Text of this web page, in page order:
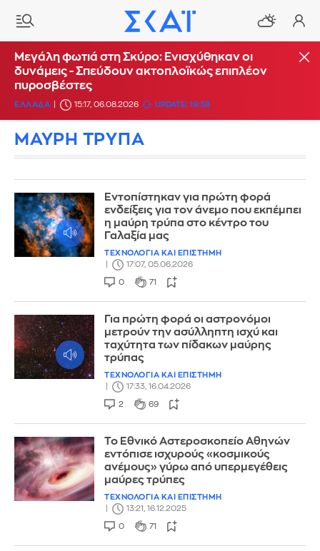
Μεγάλη φωτιά στη Σκύρο: Ενισχύθηκαν οι
δυνάμεις - Σπεύδουν ακτοπλοϊκώς επιπλέον
πυροσβέστες
ΕΛΛΑΔΑ 15:17, 06.08.2026 UPDATE: 19:38
ΜΑΥΡΗ ΤΡΥΠΑ
Εντοπίστηκαν για πρώτη φορά
ενδείξεις για τον άνεμο που εκπέμπει
η μαύρη τρύπα στο κέντρο του
Γαλαξία μας
ΤΕΧΝΟΛΟΓΙΑ ΚΑΙ ΕΠΙΣΤΗΜΗ
17:07, 05.06.2026
0 71
Για πρώτη φορά οι αστρονόμοι
μετρούν την ασύλληπτη ισχύ και
ταχύτητα των πίδακων μαύρης
τρύπας
ΤΕΧΝΟΛΟΓΙΑ ΚΑΙ ΕΠΙΣΤΗΜΗ
17:33, 16.04.2026
2 69
Το Εθνικό Αστεροσκοπείο Αθηνών
εντόπισε ισχυρούς «κοσμικούς
ανέμους» γύρω από υπερμεγέθεις
μαύρες τρύπες
ΤΕΧΝΟΛΟΓΙΑ ΚΑΙ ΕΠΙΣΤΗΜΗ
13:21, 16.12.2025
0 71